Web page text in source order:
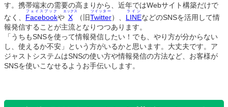
す。携帯端末の需要の高まりから、近年ではWebサイト構築だけで
なく、 Facebook
フェイスブック
や X
エックス
（旧Twitter
ツイッター
）、 LINE
ライン
などのSNSを活用して情
報発信することが主流となりつつあります。
「うちもSNSを使って情報発信したい！でも、やり方が分からない
し、使えるか不安」という方がいるかと思います。大丈夫です。ア
ジャストシステムはSNSの使い方や情報発信の方法など、お客様が
SNSを使いこなせるようお手伝いします。